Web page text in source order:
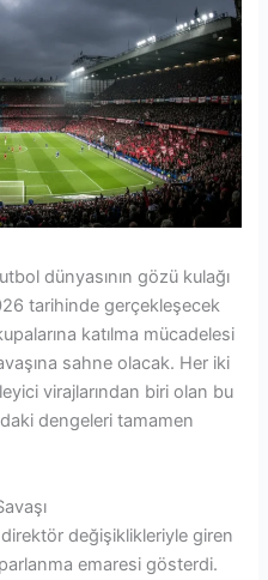
dünyasının gözü kulağı
tarihinde gerçekleşecek
katılma mücadelesi
sahne olacak. Her iki
virajlarından biri olan bu
dengeleri tamamen
değişiklikleriyle giren
emaresi gösterdi.